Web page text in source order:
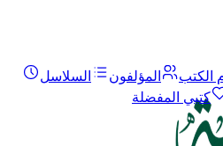
الكتب المؤلفون
السلاسل
كتبي المفضلة